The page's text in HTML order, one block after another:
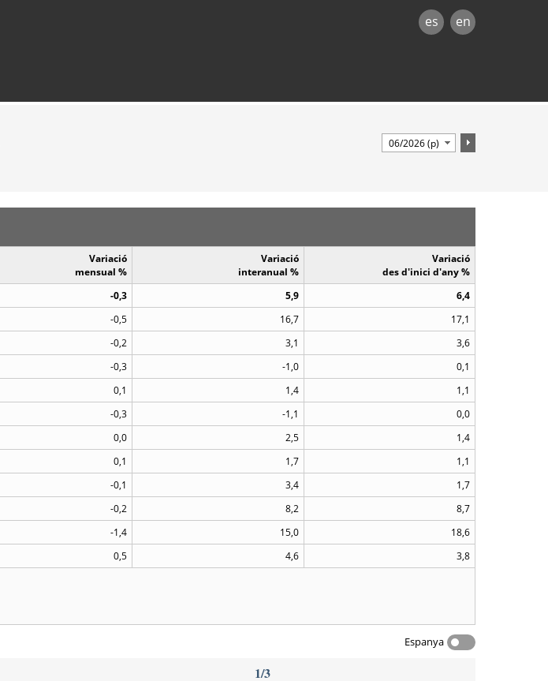
es en
Variació
mensual %
Variació
interanual %
Variació
des d'inici d'any %
-0,3 5,9
6,4
-0,5 16,7
17,1
-0,2 3,1
3,6
-0,3 -1,0
0,1
0,1 1,4
1,1
-0,3 -1,1
0,0
0,0 2,5
1,4
0,1 1,7
1,1
-0,1 3,4
1,7
-0,2 8,2
8,7
-1,4 15,0
18,6
0,5 4,6
3,8
Espanya